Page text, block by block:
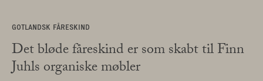
Tæpper
GOTLANDSK FÅRESKIND
Det bløde fåreskind er som skabt til Finn
Juhls organiske møbler